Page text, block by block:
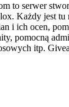
to serwer
Każdy jest
i ich ocen,
pomocną
itp.